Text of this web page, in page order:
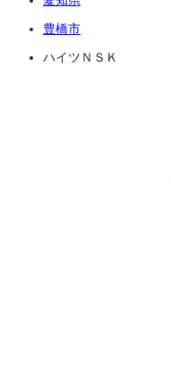
豊橋市
ハイツＮＳＫ